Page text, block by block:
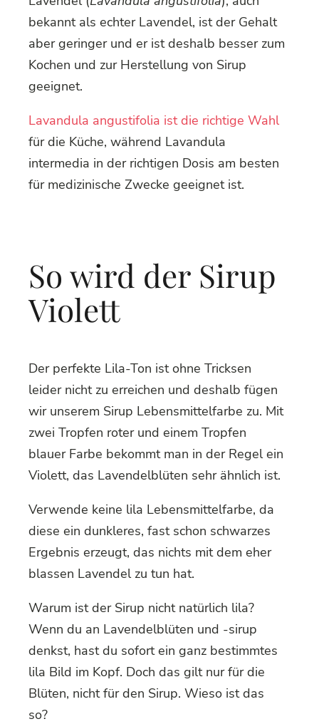
bekannt als echter Lavendel, ist der Gehalt
aber geringer und er ist deshalb besser zum
Kochen und zur Herstellung von Sirup
geeignet.
Lavandula angustifolia ist die richtige Wahl
für die Küche, während Lavandula
intermedia in der richtigen Dosis am besten
für medizinische Zwecke geeignet ist.
So wird der Sirup
Violett
Der perfekte Lila-Ton ist ohne Tricksen
leider nicht zu erreichen und deshalb fügen
wir unserem Sirup Lebensmittelfarbe zu. Mit
zwei Tropfen roter und einem Tropfen
blauer Farbe bekommt man in der Regel ein
Violett, das Lavendelblüten sehr ähnlich ist.
Verwende keine lila Lebensmittelfarbe, da
diese ein dunkleres, fast schon schwarzes
Ergebnis erzeugt, das nichts mit dem eher
blassen Lavendel zu tun hat.
Warum ist der Sirup nicht natürlich lila?
Wenn du an Lavendelblüten und -sirup
denkst, hast du sofort ein ganz bestimmtes
lila Bild im Kopf. Doch das gilt nur für die
Blüten, nicht für den Sirup. Wieso ist das
so?